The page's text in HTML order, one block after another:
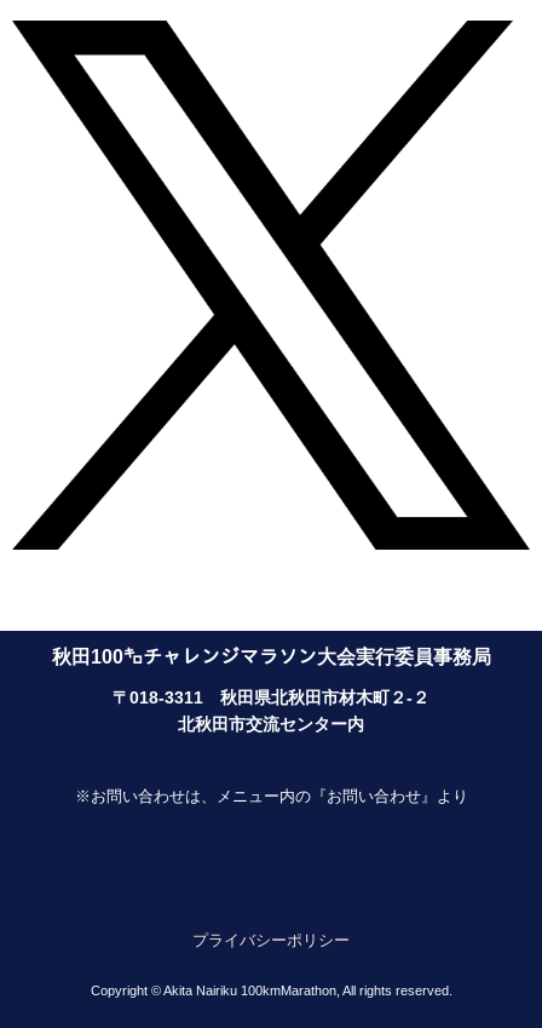
秋田100㌔チャレンジマラソン大会実行委員事務局
〒018-3311 秋田県北秋田市材木町２-２
北秋田市交流センター内
※お問い合わせは、メニュー内の『お問い合わせ』より
プライバシーポリシー
Copyright © Akita Nairiku 100kmMarathon, All rights reserved.